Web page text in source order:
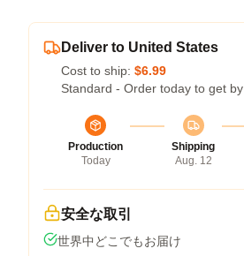
Deliver to United States
Cost to ship: $6.99
Standard - Order today to get by
Production
Today
Shipping
Aug. 12
安全な取引
世界中どこでもお届け